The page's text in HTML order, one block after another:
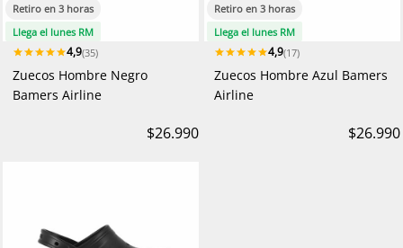
Retiro en 3 horas
Llega el lunes RM
4,9(35)
Zuecos Hombre Negro
Bamers Airline
$26.990
Retiro en 3 horas
Llega el lunes RM
4,9(17)
Zuecos Hombre Azul Bamers
Airline
$26.990